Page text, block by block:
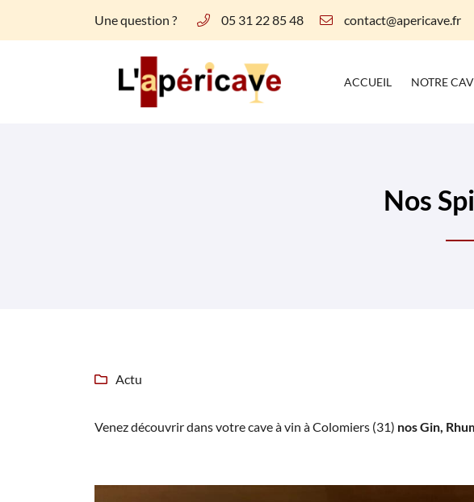
Une question ? 05 31 22 85 48
ACCUEIL NOTRE
Nos
 Actu
Venez découvrir dans votre cave à vin à Colomiers (31) nos Gin,